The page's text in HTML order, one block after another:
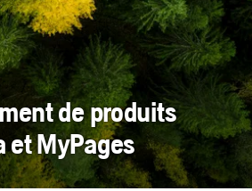
de produits
et MyPages